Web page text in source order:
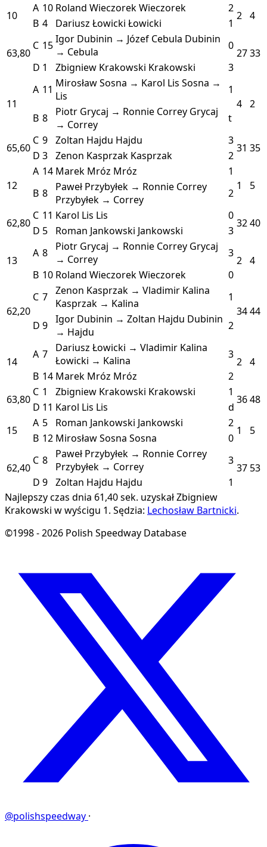
10
A 10 Roland WieczorekWieczorek 2
2 4
B 4 Dariusz Łowicki Łowicki 1
63,80
C 15Igor Dubinin → Józef Cebula Dubinin
→ Cebula
0
2733
D 1 Zbigniew Krakowski Krakowski 3
11
A 11 Mirosław Sosna → Karol Lis Sosna →
Lis
1
4 2
B 8 Piotr Grycaj → Ronnie Correy Grycaj
→ Correy
t
65,60
C 9 Zoltan Hajdu Hajdu 3
31 35
D 3 Zenon Kasprzak Kasprzak 2
12
A 14 Marek Mróz Mróz
1
1
5
B 8
Paweł Przybyłek → Ronnie Correy
Przybyłek → Correy
2
62,80
C 11 Karol Lis Lis 0
3240
D 5 Roman Jankowski Jankowski 3
13
A 8 Piotr Grycaj → Ronnie Correy Grycaj
→ Correy
3
2 4
B 10 Roland WieczorekWieczorek 0
62,20
C 7 Zenon Kasprzak → Vladimir Kalina
Kasprzak → Kalina
1
3444
D 9 Igor Dubinin → Zoltan Hajdu Dubinin
→ Hajdu
2
14
A 7
Dariusz Łowicki → Vladimir Kalina
Łowicki → Kalina
3
2 4
B 14 Marek Mróz Mróz
2
63,80
C 1 Zbigniew Krakowski Krakowski 1
3648
D 11 Karol Lis Lis
d
15
A 5 Roman Jankowski Jankowski 2
1 5
B 12 Mirosław Sosna Sosna 0
62,40
C 8
Paweł Przybyłek → Ronnie Correy
Przybyłek → Correy
3
37 53
D 9 Zoltan Hajdu Hajdu
1
Najlepszy czas dnia 61,40 sek. uzyskał Zbigniew
Krakowski w wyścigu 1. Sędzia: Lechosław Bartnicki.
©1998 - 2026 Polish Speedway Database
@polishspeedway ·